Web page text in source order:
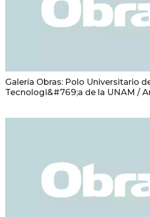
Galería Obras: Polo Universitario
Tecnologi&#769;a de la UNAM /